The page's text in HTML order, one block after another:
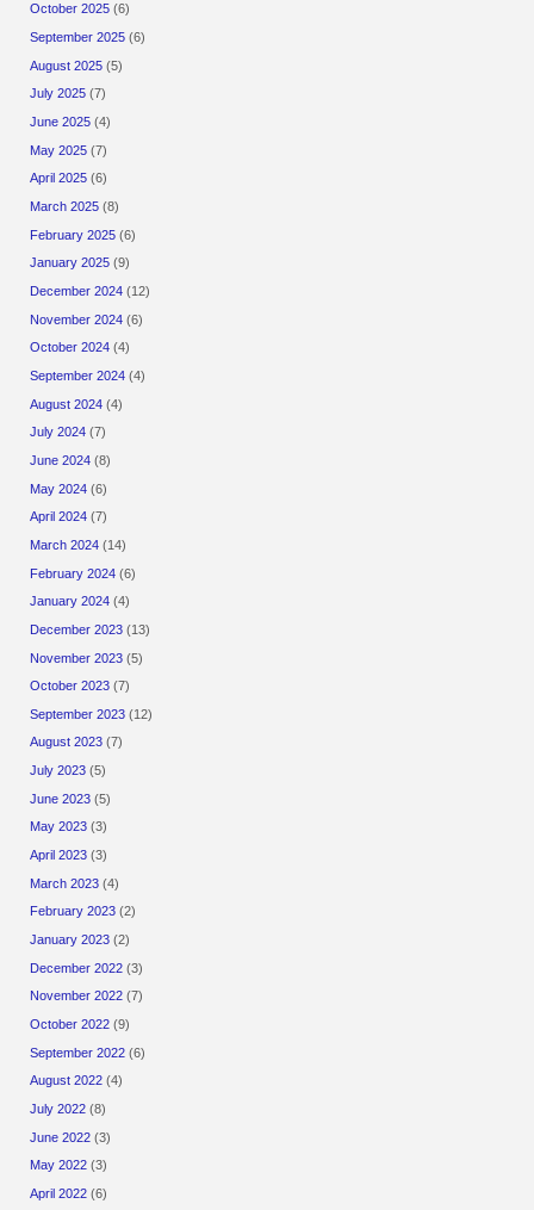
October 2025 (6)
September 2025 (6)
August 2025 (5)
July 2025 (7)
June 2025 (4)
May 2025 (7)
April 2025 (6)
March 2025 (8)
February 2025 (6)
January 2025 (9)
December 2024 (12)
November 2024 (6)
October 2024 (4)
September 2024 (4)
August 2024 (4)
July 2024 (7)
June 2024 (8)
May 2024 (6)
April 2024 (7)
March 2024 (14)
February 2024 (6)
January 2024 (4)
December 2023 (13)
November 2023 (5)
October 2023 (7)
September 2023 (12)
August 2023 (7)
July 2023 (5)
June 2023 (5)
May 2023 (3)
April 2023 (3)
March 2023 (4)
February 2023 (2)
January 2023 (2)
December 2022 (3)
November 2022 (7)
October 2022 (9)
September 2022 (6)
August 2022 (4)
July 2022 (8)
June 2022 (3)
May 2022 (3)
April 2022 (6)